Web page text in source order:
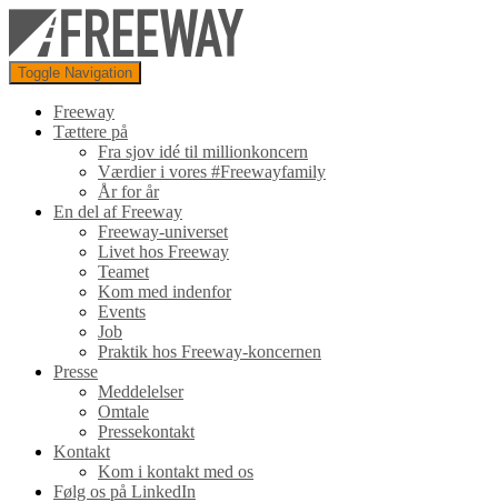
Toggle Navigation
Freeway
Tættere på
Fra sjov idé til millionkoncern
Værdier i vores #Freewayfamily
År for år
En del af Freeway
Freeway-universet
Livet hos Freeway
Teamet
Kom med indenfor
Events
Job
Praktik hos Freeway-koncernen
Presse
Meddelelser
Omtale
Pressekontakt
Kontakt
Kom i kontakt med os
Følg os på LinkedIn